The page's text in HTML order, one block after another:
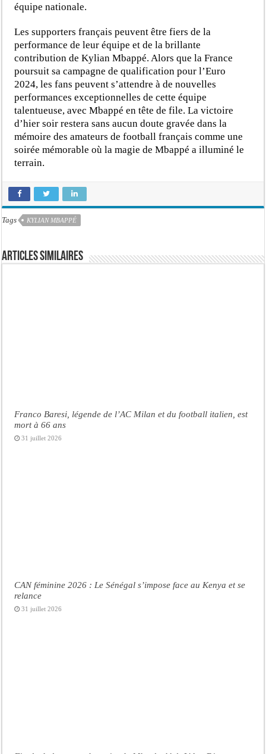
équipe nationale.
Les supporters français peuvent être fiers de la
performance de leur équipe et de la brillante
contribution de Kylian Mbappé. Alors que la France
poursuit sa campagne de qualification pour l’Euro
2024, les fans peuvent s’attendre à de nouvelles
performances exceptionnelles de cette équipe
talentueuse, avec Mbappé en tête de file. La victoire
d’hier soir restera sans aucun doute gravée dans la
mémoire des amateurs de football français comme une
soirée mémorable où la magie de Mbappé a illuminé le
terrain.
Tags KYLIAN MBAPPÉ
Articles similaires
Franco Baresi, légende de l’AC Milan et du football italien, est
mort à 66 ans
31 juillet 2026
CAN féminine 2026 : Le Sénégal s’impose face au Kenya et se
relance
31 juillet 2026